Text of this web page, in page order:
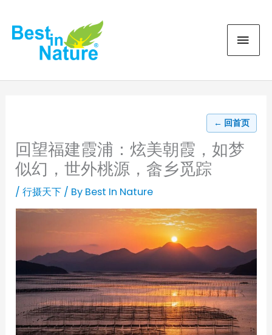
content
← 回首页
回望福建霞浦：炫美朝霞，如梦
似幻，世外桃源，畲乡觅踪
/行摄天下 / By Best In Nature